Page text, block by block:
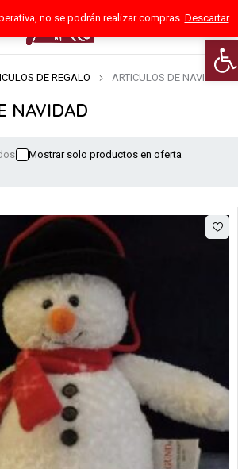
no se podrán realizar compras. Descartar
0
NAVIDAD
DE REGALO ARTICULOS DE NAVIDAD
Mostrar solo productos en oferta